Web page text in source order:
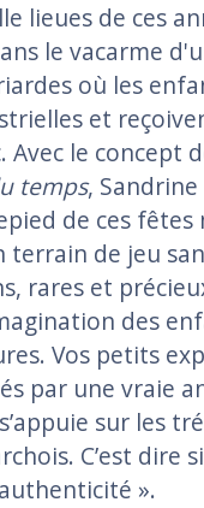
lieues de ces
le vacarme
où les
et
Avec le concept
temps, Sandrine
de ces fêtes
terrain de jeu
rares et
des
Vos petits
par une vraie
sur les
C’est dire
».